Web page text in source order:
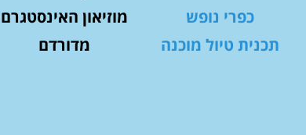
כפרי נופש
תכנית טיול מוכנה
מוזיאון האינסטגרם
מדורדם